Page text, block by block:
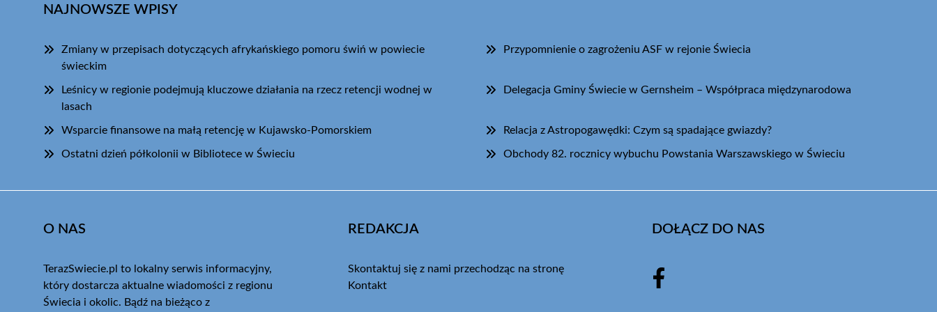
NAJNOWSZE WPISY
Zmiany w przepisach dotyczących afrykańskiego pomoru świń w powiecie
świeckim
Przypomnienie o zagrożeniu ASF w rejonie Świecia
Leśnicy w regionie podejmują kluczowe działania na rzecz retencji wodnej w
lasach
Delegacja Gminy Świecie w Gernsheim – Współpraca międzynarodowa
Wsparcie finansowe na małą retencję w Kujawsko-Pomorskiem Relacja z Astropogawędki: Czym są spadające gwiazdy?
Ostatni dzień półkolonii w Bibliotece w Świeciu Obchody 82. rocznicy wybuchu Powstania Warszawskiego w Świeciu
O NAS
TerazSwiecie.pl to lokalny serwis informacyjny,
który dostarcza aktualne wiadomości z regionu
Świecia i okolic. Bądź na bieżąco z
REDAKCJA
Skontaktuj się z nami przechodząc na stronę
Kontakt
DOŁĄCZ DO NAS